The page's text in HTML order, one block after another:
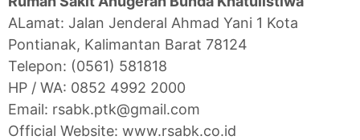
ALamat: Jalan Jenderal Ahmad Yani 1 Kota
Pontianak, Kalimantan Barat 78124
Telepon: (0561) 581818
HP / WA: 0852 4992 2000
Email: rsabk.ptk@gmail.com
Official Website: www.rsabk.co.id